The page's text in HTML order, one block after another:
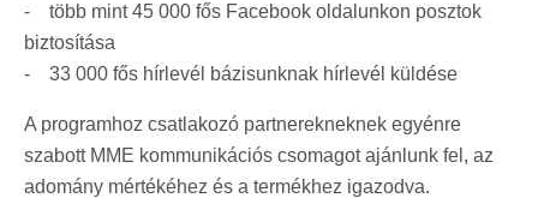
- több mint 45 000 fős Facebook oldalunkon posztok
biztosítása
- 33 000 fős hírlevél bázisunknak hírlevél küldése
A programhoz csatlakozó partnerekneknek egyénre
szabott MME kommunikációs csomagot ajánlunk fel, az
adomány mértékéhez és a termékhez igazodva.